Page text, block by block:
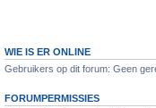
WIE IS ER ONLINE
Gebruikers op dit forum: Geen
FORUMPERMISSIES